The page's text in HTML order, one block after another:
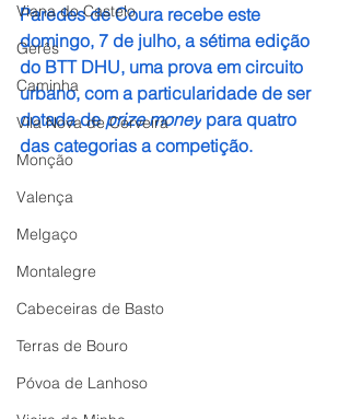
Viana do Castelo
Gerês
Caminha
Vila Nova de Cerveira
Monção
Valença
Melgaço
Montalegre
Cabeceiras de Basto
Terras de Bouro
Póvoa de Lanhoso
Paredes de Coura recebe este
domingo, 7 de julho, a sétima edição
do BTT DHU, uma prova em circuito
urbano, com a particularidade de ser
dotada de prize money para quatro
das categorias a competição.